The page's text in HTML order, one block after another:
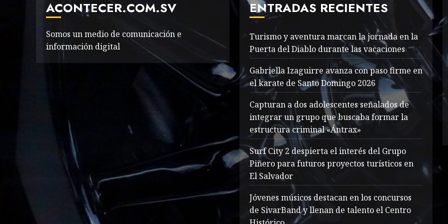
ACONTECER.COM.SV
Somos un medio de comunicación e
información digital
ENTRADAS RECIENTES
Turismo y aventura marcan la jornada en la
Puerta del Diablo durante las vacaciones
Gabriella Izaguirre avanza con paso firme en
el karate de Santo Domingo 2026
Capturan a dos adolescentes señalados de
integrar un grupo que buscaba formar la
estructura criminal «Ántrax»
Surf City 2 despierta el interés del Grupo
Piñero para futuros proyectos turísticos en
El Salvador
Jóvenes músicos destacan en los concursos
de SivarBand y llenan de talento el Centro